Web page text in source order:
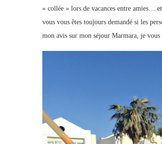
« collée » lors de vacances entre amies…
vous vous êtes toujours demandé si les
mon avis sur mon séjour Marmara, je